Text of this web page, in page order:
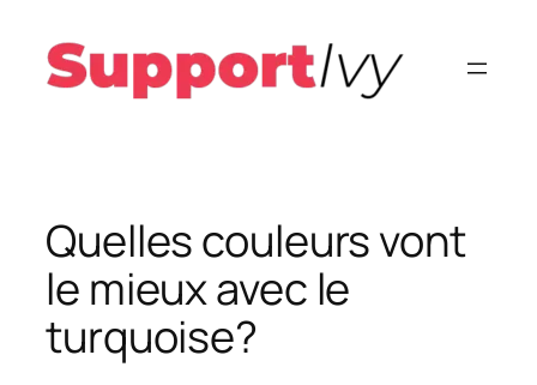
contenu
Quelles couleurs vont
le mieux avec le
turquoise?